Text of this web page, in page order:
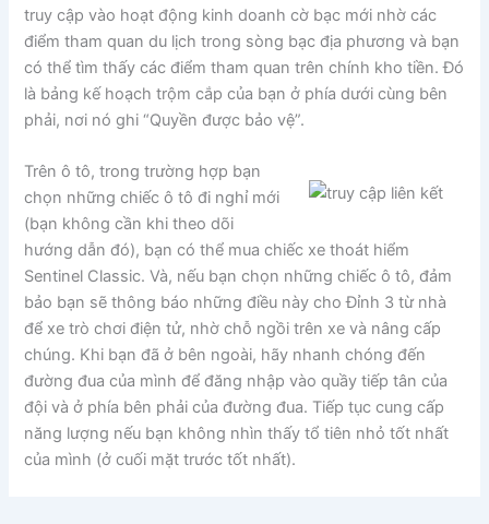
truy cập vào hoạt động kinh doanh cờ bạc mới nhờ các
điểm tham quan du lịch trong sòng bạc địa phương và bạn
có thể tìm thấy các điểm tham quan trên chính kho tiền. Đó
là bảng kế hoạch trộm cắp của bạn ở phía dưới cùng bên
phải, nơi nó ghi “Quyền được bảo vệ”.
Trên ô tô, trong trường hợp bạn
chọn những chiếc ô tô đi nghỉ mới
(bạn không cần khi theo dõi
hướng dẫn đó), bạn có thể mua chiếc xe thoát hiểm
Sentinel Classic. Và, nếu bạn chọn những chiếc ô tô, đảm
bảo bạn sẽ thông báo những điều này cho Đỉnh 3 từ nhà
để xe trò chơi điện tử, nhờ chỗ ngồi trên xe và nâng cấp
chúng. Khi bạn đã ở bên ngoài, hãy nhanh chóng đến
đường đua của mình để đăng nhập vào quầy tiếp tân của
đội và ở phía bên phải của đường đua. Tiếp tục cung cấp
năng lượng nếu bạn không nhìn thấy tổ tiên nhỏ tốt nhất
của mình (ở cuối mặt trước tốt nhất).